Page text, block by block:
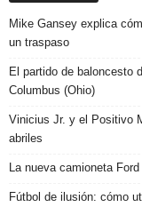
Mike Gansey explica
un traspaso
El partido de baloncesto
Columbus (Ohio)
Vinicius Jr. y el Positivo
abriles
La nueva camioneta
Fútbol de ilusión: cómo